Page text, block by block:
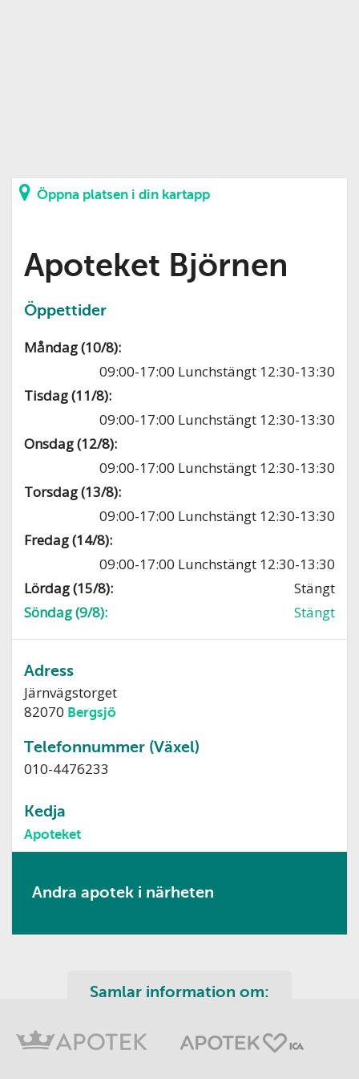
Öppna platsen i din kartapp
Apoteket Björnen
Öppettider
Måndag (10/8):
09:00-17:00 Lunchstängt 12:30-13:30
Tisdag (11/8):
09:00-17:00 Lunchstängt 12:30-13:30
Onsdag (12/8):
09:00-17:00 Lunchstängt 12:30-13:30
Torsdag (13/8):
09:00-17:00 Lunchstängt 12:30-13:30
Fredag (14/8):
09:00-17:00 Lunchstängt 12:30-13:30
Lördag (15/8):
Stängt
Söndag (9/8):
Stängt
Adress
Järnvägstorget
82070 Bergsjö
Telefonnummer (Växel)
010-4476233
Kedja
Apoteket
Andra apotek i närheten
Samlar information om: